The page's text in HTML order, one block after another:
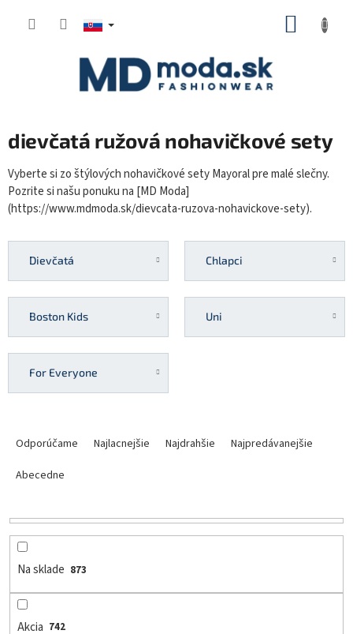
dievčatá ružová nohavičkové sety
Vyberte si zo štýlových nohavičkové sety Mayoral pre malé slečny.
Pozrite si našu ponuku na [MD Moda]
(https://www.mdmoda.sk/dievcata-ruzova-nohavickove-sety).
Dievčatá Chlapci
Boston Kids Uni
For Everyone
e
d
Odporúčame Najlacnejšie Najdrahšie
Najpredávanejšie
Abecedne
Na sklade 873
Akcia 742